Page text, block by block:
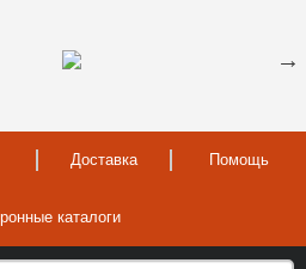
Доставка Помощь
каталоги